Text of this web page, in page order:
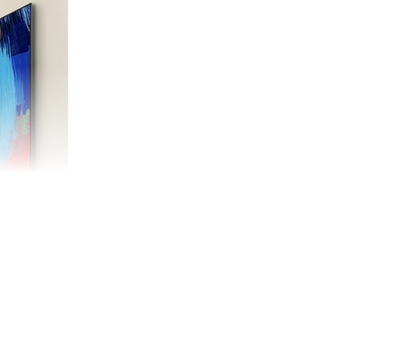
thiết bị điện tử truyền thống. Khi kết hợp